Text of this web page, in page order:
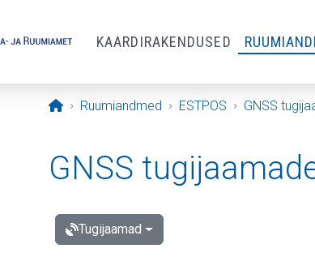
KAARDIRAKENDUSED
Avaleht
Ruumiandmed ESTPOS GNSS
GNSS
Tugijaamad